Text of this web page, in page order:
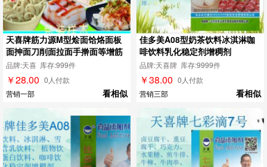
天喜牌筋力源M型烩面饸烙面板
面抻面刀削面拉面手擀面等增筋
剂
品牌:天喜 库存:999件
￥28.00 0人付款
营销一部
看相似
佳多美A08型奶茶饮料冰淇淋咖
啡饮料乳化稳定剂增稠剂
品牌:天喜牌 库存:9999件
￥38.00 0人付款
营销三部
看相似